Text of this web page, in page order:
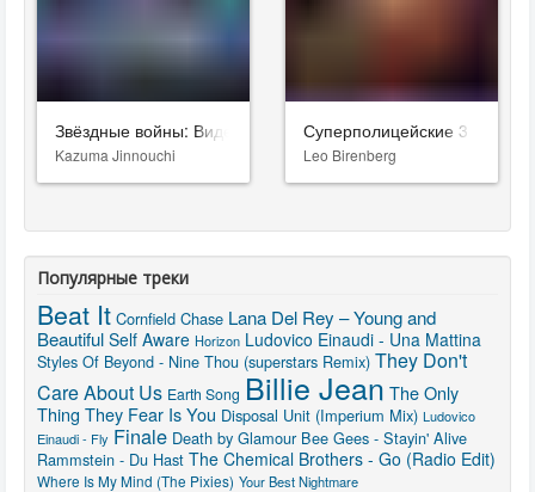
Звёздные войны: Видения. Девятый джедай
Kazuma Jinnouchi
Суперполицейские 3
Leo Birenberg
Популярные треки
Beat It Cornfield Chase Lana Del Rey – Young and
Beautiful Self Aware Horizon Ludovico Einaudi - Una Mattina
Styles Of Beyond - Nine Thou (superstars Remix) They Don't
Care About Us Earth Song Billie Jean The Only
Thing They Fear Is You Disposal Unit (Imperium Mix) Ludovico
Einaudi - Fly Finale Death by Glamour Bee Gees - Stayin' Alive
Rammstein - Du Hast The Chemical Brothers - Go (Radio Edit)
Where Is My Mind (The Pixies) Your Best Nightmare